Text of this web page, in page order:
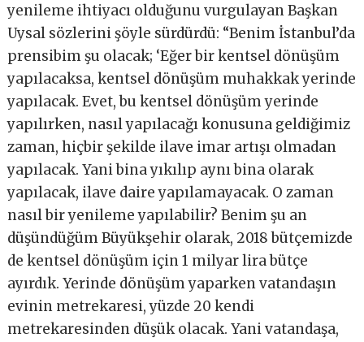
yenileme ihtiyacı olduğunu vurgulayan Başkan
Uysal sözlerini şöyle sürdürdü: “Benim İstanbul’da
prensibim şu olacak; ‘Eğer bir kentsel dönüşüm
yapılacaksa, kentsel dönüşüm muhakkak yerinde
yapılacak. Evet, bu kentsel dönüşüm yerinde
yapılırken, nasıl yapılacağı konusuna geldiğimiz
zaman, hiçbir şekilde ilave imar artışı olmadan
yapılacak. Yani bina yıkılıp aynı bina olarak
yapılacak, ilave daire yapılamayacak. O zaman
nasıl bir yenileme yapılabilir? Benim şu an
düşündüğüm Büyükşehir olarak, 2018 bütçemizde
de kentsel dönüşüm için 1 milyar lira bütçe
ayırdık. Yerinde dönüşüm yaparken vatandaşın
evinin metrekaresi, yüzde 20 kendi
metrekaresinden düşük olacak. Yani vatandaşa,